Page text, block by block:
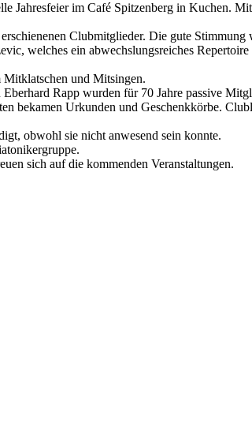
Jahresfeier im Café Spitzenberg in Kuchen.
Clubmitglieder. Die gute Stimmung
welches ein abwechslungsreiches
und Mitsingen.
Rapp wurden für 70 Jahre passive
bekamen Urkunden und Geschenkkörbe.
obwohl sie nicht anwesend sein konnte.
sich auf die kommenden Veranstaltungen.